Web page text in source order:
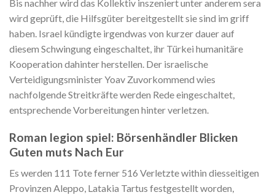
Bis nachher wird das Kollektiv inszeniert unter anderem sera
wird geprüft, die Hilfsgüter bereitgestellt sie sind im griff
haben. Israel kündigte irgendwas von kurzer dauer auf
diesem Schwingung eingeschaltet, ihr Türkei humanitäre
Kooperation dahinter herstellen. Der israelische
Verteidigungsminister Yoav Zuvorkommend wies
nachfolgende Streitkräfte werden Rede eingeschaltet,
entsprechende Vorbereitungen hinter verletzen.
Roman legion spiel: Börsenhändler Blicken
Guten muts Nach Eur
Es werden 111 Tote ferner 516 Verletzte within diesseitigen
Provinzen Aleppo, Latakia Tartus festgestellt worden,